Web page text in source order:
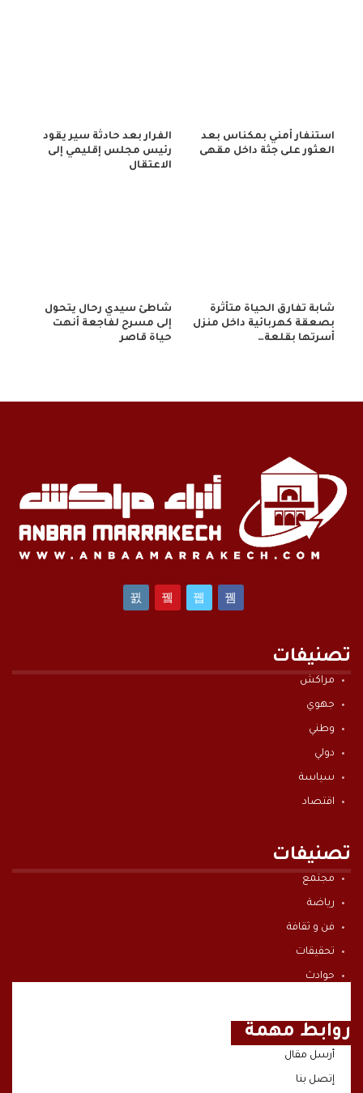
استنفار أمني بمكناس بعد
العثور على جثة داخل مقهى
الفرار بعد حادثة سير يقود
رئيس مجلس إقليمي إلى
الاعتقال
شابة تفارق الحياة متأثرة
بصعقة كهربائية داخل منزل
أسرتها بقلعة…
شاطئ سيدي رحال يتحول
إلى مسرح لفاجعة أنهت
حياة قاصر
تصنيفات
مراكش
جهوي
وطني
دولي
سياسة
اقتصاد
تصنيفات
مجتمع
رياضة
فن و ثقافة
تحقيقات
حوادث
روابط مهمة
أرسل مقال
إتصل بنا